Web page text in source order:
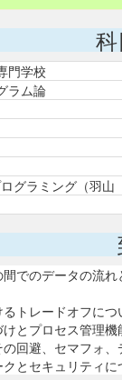
門学校
ラム論
ログラミング（羽
でのデータの流
トレードオフに
とプロセス管理
回避、セマフォ
とセキュリティ